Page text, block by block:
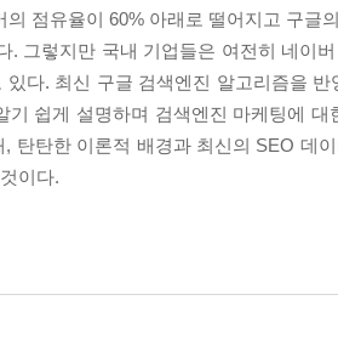
점유율이 60% 아래로 떨어지고 구글
그렇지만 국내 기업들은 여전히 네이
다. 최신 구글 검색엔진 알고리즘을
쉽게 설명하며 검색엔진 마케팅에
탄탄한 이론적 배경과 최신의 SEO 데
이다.